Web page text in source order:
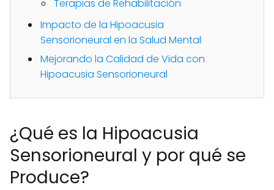
Terapias de Rehabilitación
Impacto de la Hipoacusia
Sensorioneural en la Salud Mental
Mejorando la Calidad de Vida con
Hipoacusia Sensorioneural
¿Qué es la Hipoacusia
Sensorioneural y por qué se
Produce?